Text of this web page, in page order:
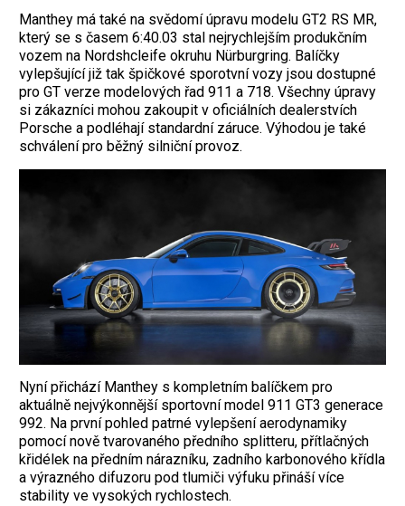
Manthey má také na svědomí úpravu modelu GT2 RS MR,
který se s časem 6:40.03 stal nejrychlejším produkčním
vozem na Nordshcleife okruhu Nürburgring. Balíčky
vylepšující již tak špičkové sporotvní vozy jsou dostupné
pro GT verze modelových řad 911 a 718. Všechny úpravy
si zákazníci mohou zakoupit v oficiálních dealerstvích
Porsche a podléhají standardní záruce. Výhodou je také
schválení pro běžný silniční provoz.
Nyní přichází Manthey s kompletním balíčkem pro
aktuálně nejvýkonnější sportovní model 911 GT3 generace
992. Na první pohled patrné vylepšení aerodynamiky
pomocí nově tvarovaného předního splitteru, přítlačných
křidélek na předním nárazníku, zadního karbonového křídla
a výrazného difuzoru pod tlumiči výfuku přináší více
stability ve vysokých rychlostech.